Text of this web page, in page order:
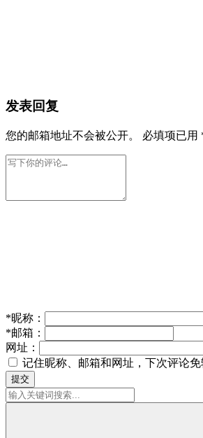
发表回复
您的邮箱地址不会被公开。 必填项已用
*昵称：
*邮箱：
网址：
记住昵称、邮箱和网址，下次评论免
提交